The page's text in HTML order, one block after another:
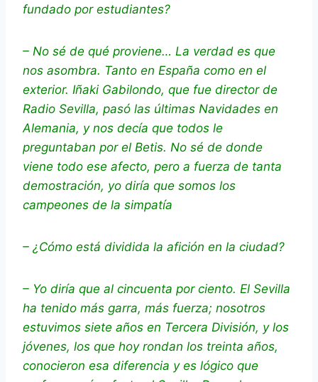
fundado por estudiantes?
– No sé de qué proviene… La verdad es que
nos asombra. Tanto en España como en el
exterior. Iñaki Gabilondo, que fue director de
Radio Sevilla, pasó las últimas Navidades en
Alemania, y nos decía que todos le
preguntaban por el Betis. No sé de donde
viene todo ese afecto, pero a fuerza de tanta
demostración, yo diría que somos los
campeones de la simpatía
– ¿Cómo está dividida la afición en la ciudad?
– Yo diría que al cincuenta por ciento. El Sevilla
ha tenido más garra, más fuerza; nosotros
estuvimos siete años en Tercera División, y los
jóvenes, los que hoy rondan los treinta años,
conocieron esa diferencia y es lógico que